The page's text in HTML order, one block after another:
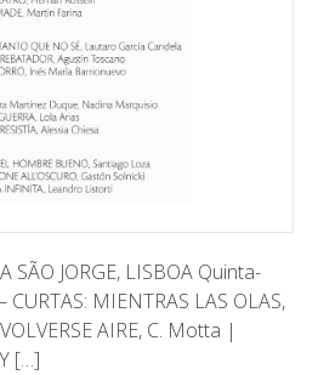
SÃO JORGE, LISBOA Quinta-
MIENTRAS LAS OLAS,
AIRE, C. Motta |
[…]